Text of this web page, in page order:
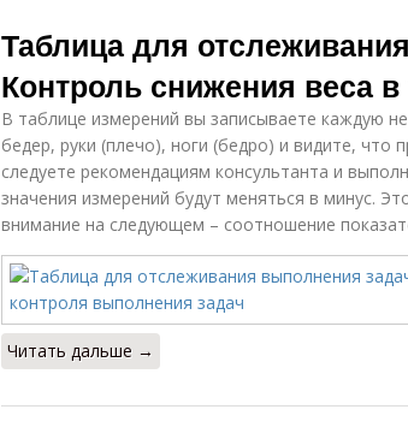
Таблица для
Контроль снижения веса в
В таблице измерений вы записываете каждую
бедер, руки (плечо), ноги (бедро) и видите, что
следуете рекомендациям консультанта и
значения измерений будут меняться в минус.
внимание на следующем – соотношение
Читать дальше →